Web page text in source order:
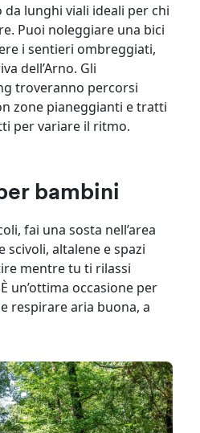
lunghi viali ideali per chi
Puoi noleggiare una bici
i sentieri ombreggiati,
dell’Arno. Gli
troveranno percorsi
zone pianeggianti e tratti
per variare il ritmo.
bambini
fai una sosta nell’area
scivoli, altalene e spazi
mentre tu ti rilassi
un’ottima occasione per
respirare aria buona, a